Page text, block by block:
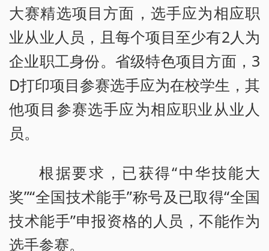
大赛精选项目方面，选手应为相应职
业从业人员，且每个项目至少有2人为
企业职工身份。省级特色项目方面，3
D打印项目参赛选手应为在校学生，其
他项目参赛选手应为相应职业从业人
员。
根据要求，已获得“中华技能大
奖”“全国技术能手”称号及已取得“全国
技术能手”申报资格的人员，不能作为
选手参赛。